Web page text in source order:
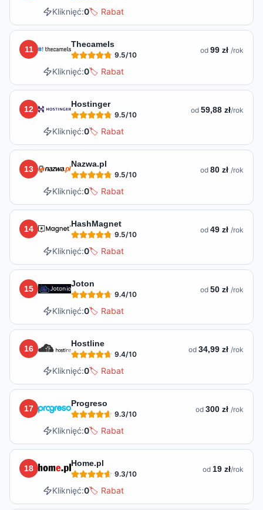
Kliknięć:0🏷️ Rabat
11
Thecamels
9.5/10 od 99 zł /rok
Kliknięć:0🏷️ Rabat
12
Hostinger
9.5/10 od 59,88 zł/rok
Kliknięć:0🏷️ Rabat
13
Nazwa.pl
9.5/10 od 80 zł /rok
Kliknięć:0🏷️ Rabat
14
HashMagnet
9.5/10 od 49 zł /rok
Kliknięć:0🏷️ Rabat
15
Joton
9.4/10 od 50 zł /rok
Kliknięć:0🏷️ Rabat
16
Hostline
9.4/10 od 34,99 zł /rok
Kliknięć:0🏷️ Rabat
17
Progreso
9.3/10 od 300 zł /rok
Kliknięć:0🏷️ Rabat
18
Home.pl
9.3/10 od 19 zł/rok
Kliknięć:0🏷️ Rabat